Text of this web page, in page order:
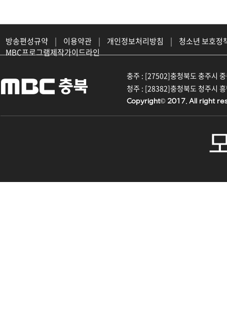
방송편성규약 | 이용약관 | 개인정보처리방침 |
청소년 보호정
MBC프로그램제작가이드라인
충주 : [27502]충청북도 충주시
청주 : [28382]충청북도 청주시
Copyright© 2017. All right